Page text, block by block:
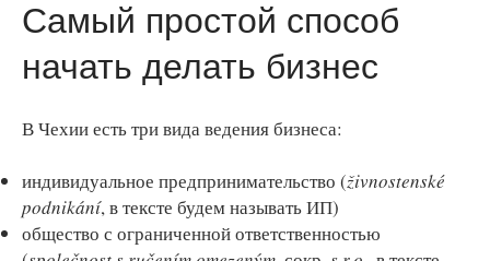
Самый простой способ
начать делать бизнес
В Чехии есть три вида ведения бизнеса:
индивидуальное предпринимательство (živnostenské
podnikání, в тексте будем называть ИП)
общество с ограниченной ответственностью